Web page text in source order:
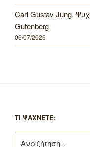
Carl Gustav Jung,
Gutenberg
06/07/2026
ΤΙ ΨΑΧΝΕΤΕ;